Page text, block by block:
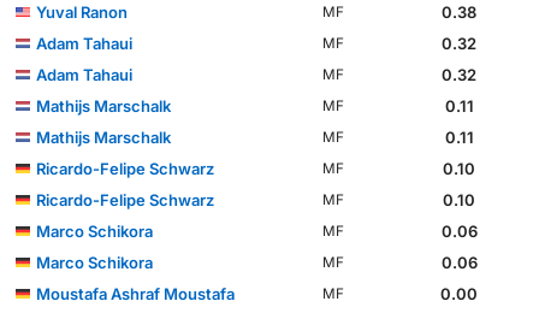
Yuval Ranon
MF
0.38
Adam Tahaui
MF
0.32
Adam Tahaui
MF
0.32
Mathijs Marschalk
MF
0.11
Mathijs Marschalk
MF
0.11
Ricardo-Felipe Schwarz
MF
0.10
Ricardo-Felipe Schwarz
MF
0.10
Marco Schikora
MF
0.06
Marco Schikora
MF
0.06
Moustafa Ashraf Moustafa
MF
0.00